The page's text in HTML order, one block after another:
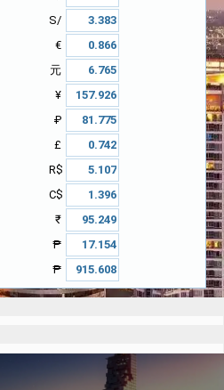
S/
€
元
¥
₽
£
R$
C$
₹
₱
₱